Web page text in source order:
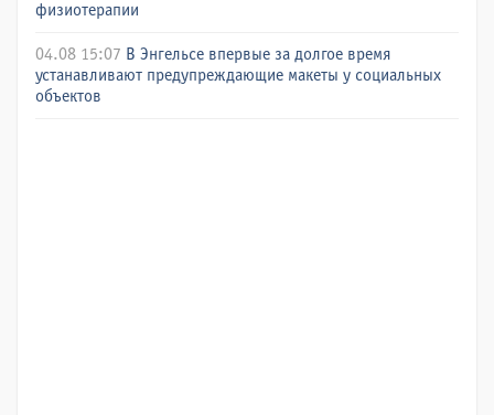
физиотерапии
04.08 15:07 В Энгельсе впервые за долгое время
устанавливают предупреждающие макеты у социальных
объектов